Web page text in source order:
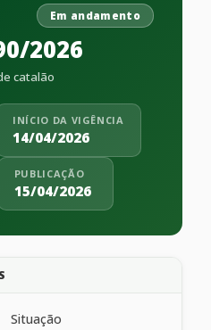
Em andamento
2026
catalão
INÍCIO DA VIGÊNCIA
14/04/2026
PUBLICAÇÃO
15/04/2026
Situação